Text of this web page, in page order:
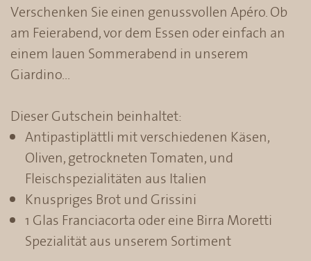
Verschenken Sie einen genussvollen Apéro. Ob
am Feierabend, vor dem Essen oder einfach an
einem lauen Sommerabend in unserem
Giardino…
Dieser Gutschein beinhaltet:
Antipastiplättli mit verschiedenen Käsen,
Oliven, getrockneten Tomaten, und
Fleischspezialitäten aus Italien
Knuspriges Brot und Grissini
1 Glas Franciacorta oder eine Birra Moretti
Spezialität aus unserem Sortiment